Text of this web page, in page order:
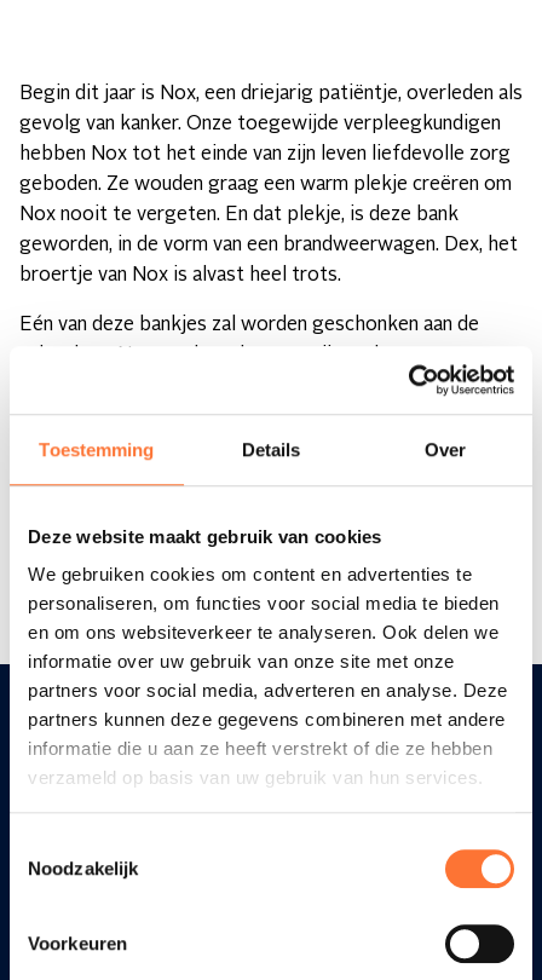
Toestemming Details Over
Deze website maakt gebruik van cookies
We gebruiken cookies om content en advertenties te
personaliseren, om functies voor social media te bieden
en om ons websiteverkeer te analyseren. Ook delen we
informatie over uw gebruik van onze site met onze
partners voor social media, adverteren en analyse. Deze
partners kunnen deze gegevens combineren met andere
informatie die u aan ze heeft verstrekt of die ze hebben
verzameld op basis van uw gebruik van hun services.
Noodzakelijk
Voorkeuren
Begin dit jaar is Nox, een driejarig patiëntje, overleden als
gevolg van kanker. Onze toegewijde verpleegkundigen
hebben Nox tot het einde van zijn leven liefdevolle zorg
geboden. Ze wouden graag een warm plekje creëren om
Nox nooit te vergeten. En dat plekje, is deze bank
geworden, in de vorm van een brandweerwagen. Dex, het
broertje van Nox is alvast heel trots.
Eén van deze bankjes zal worden geschonken aan de
Terug naar overzicht
Diensten
Hygiënische zorg